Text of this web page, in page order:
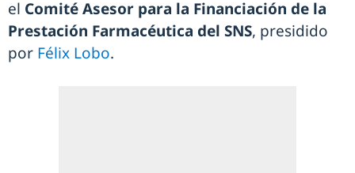
el Comité Asesor para la Financiación de la
Prestación Farmacéutica del SNS, presidido
por Félix Lobo.